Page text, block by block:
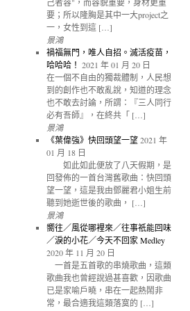
己者容"，而容貌重要，身材更重
要；所以隆胸是其中一大project之
一，女性到這 […]
景鴻
禍福無門，唯人自招。滅活疫苗，
哈哈哈！ 2021 年 01 月 20 日
在一個不自由的獨裁體制，人民想
到的創作也不敢亂說，知道的理念
也不敢去討論，所謂：『三人同行
必有吾師』，在終共「 […]
景鴻
《葉偉強》快回頭望一望 2021 年
01 月 18 日
如此如此便放了八天假期，是
回發佈的一首台灣舊歌曲：快回頭
望一望，這是我由鄧麗君小姐生前
聽到她逝世後的歌曲， […]
景鴻
嚮往／風從哪裡來／往事祇能回味
／淚的小花／今天不回家 Medley
2020 年 11 月 20 日
一首是五首歌的串燒歌曲，這類
歌曲我也曾經說過甚喜歡，因歌曲
已是家喻戶曉，串在一起熱鬧非
常，最合適我這類落寞的 […]